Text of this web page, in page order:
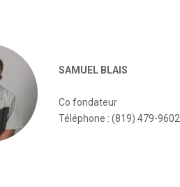
SAMUEL BLAIS
Co fondateur
Téléphone : (819) 479-9602